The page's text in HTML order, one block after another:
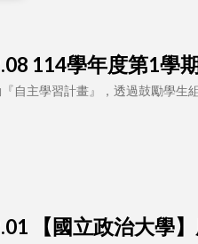
114學年度第1學
自主學習計畫』，透過鼓勵學生
【國立政治大學